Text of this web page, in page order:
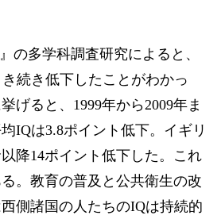
の多学科調査研究によると、
続き低下したことがわかっ
げると、1999年から2009年ま
IQは3.8ポイント低下。イギリ
降14ポイント低下した。これ
。教育の普及と公共衛生の改
側諸国の人たちのIQは持続的